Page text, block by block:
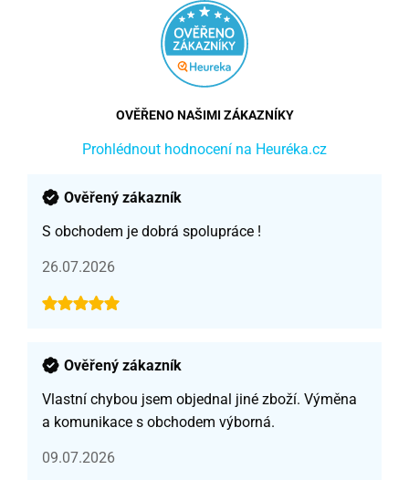
OVĚŘENO NAŠIMI ZÁKAZNÍKY
Prohlédnout hodnocení na Heuréka.cz
Ověřený zákazník
S obchodem je dobrá spolupráce !
26.07.2026
Ověřený zákazník
Vlastní chybou jsem objednal jiné zboží. Výměna
a komunikace s obchodem výborná.
09.07.2026